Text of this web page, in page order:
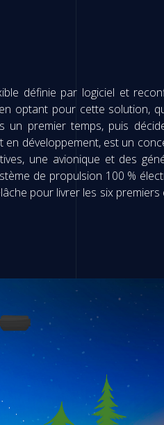
définie par logiciel et
optant pour cette solution,
un premier temps, puis
développement, est un
une avionique et des
de propulsion 100 %
pour livrer les six